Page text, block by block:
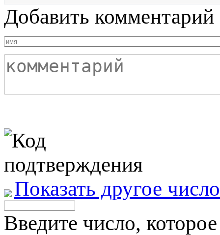
Добавить комментарий
Показать другое число
Введите число,